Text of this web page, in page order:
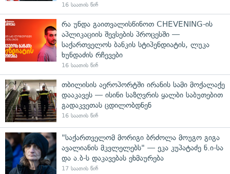
16 საათის წინ
რა უნდა გაითვალისწინოთ CHEVENING-ის
აპლიკაციის შევსების პროცესში —
საქართველოს ბანკის სტიპენდიატის, ლუკა
ხუნდაძის რჩევები
16 საათის წინ
თბილისის აეროპორტში ირანის სამი მოქალაქე
დააკავეს — ისინი საზღვრის ყალბი საბუთებით
გადაკვეთას ცდილობდნენ
16 საათის წინ
"საქართველომ მორიგი ბრძოლა მოუგო გიგა
ავალიანის მკვლელებს" — ეკა კუპატაძე ნ.ი-სა
და ა.ბ-ს დაკავებას ეხმაურება
17 საათის წინ